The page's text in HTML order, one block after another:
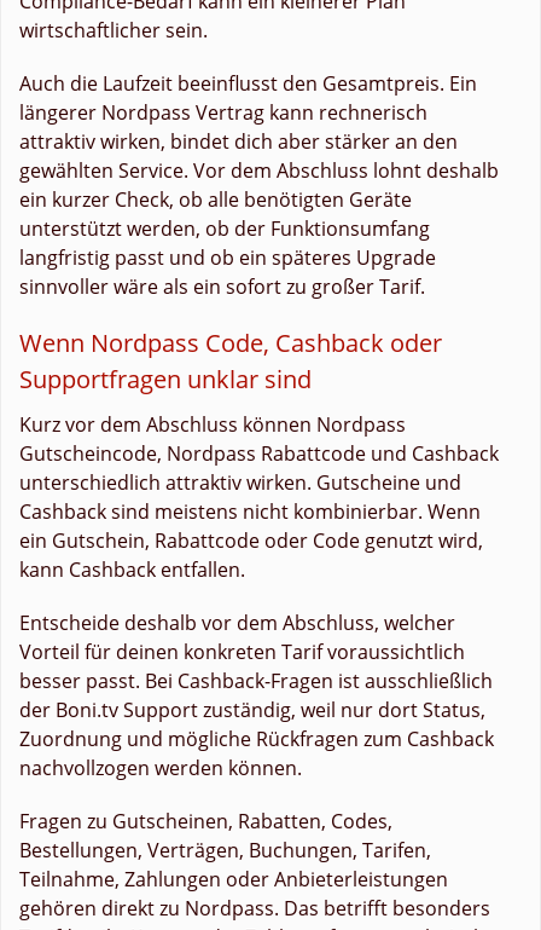
wirtschaftlicher sein.
Auch die Laufzeit beeinflusst den Gesamtpreis. Ein
längerer Nordpass Vertrag kann rechnerisch
attraktiv wirken, bindet dich aber stärker an den
gewählten Service. Vor dem Abschluss lohnt deshalb
ein kurzer Check, ob alle benötigten Geräte
unterstützt werden, ob der Funktionsumfang
langfristig passt und ob ein späteres Upgrade
sinnvoller wäre als ein sofort zu großer Tarif.
Wenn Nordpass Code, Cashback oder
Supportfragen unklar sind
Kurz vor dem Abschluss können Nordpass
Gutscheincode, Nordpass Rabattcode und Cashback
unterschiedlich attraktiv wirken. Gutscheine und
Cashback sind meistens nicht kombinierbar. Wenn
ein Gutschein, Rabattcode oder Code genutzt wird,
kann Cashback entfallen.
Entscheide deshalb vor dem Abschluss, welcher
Vorteil für deinen konkreten Tarif voraussichtlich
besser passt. Bei Cashback-Fragen ist ausschließlich
der Boni.tv Support zuständig, weil nur dort Status,
Zuordnung und mögliche Rückfragen zum Cashback
nachvollzogen werden können.
Fragen zu Gutscheinen, Rabatten, Codes,
Bestellungen, Verträgen, Buchungen, Tarifen,
Teilnahme, Zahlungen oder Anbieterleistungen
gehören direkt zu Nordpass. Das betrifft besonders